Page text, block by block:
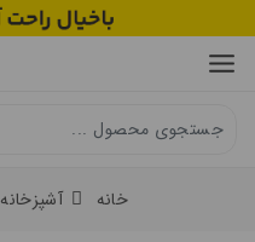
خانه آشپزخانه